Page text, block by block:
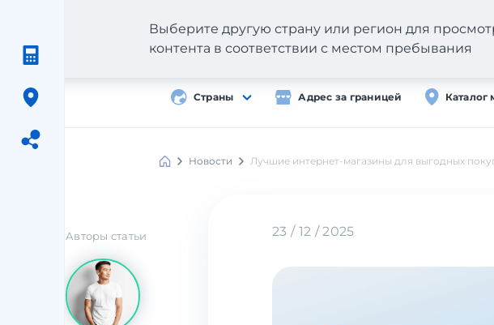
Страны Адрес за границей Каталог
Выберите другую страну или регион для
контента в соответствии с местом пребывания
Meest
Новости Лучшие интернет-магазины для выгодных
23 / 12 / 2025
Авторы статьи